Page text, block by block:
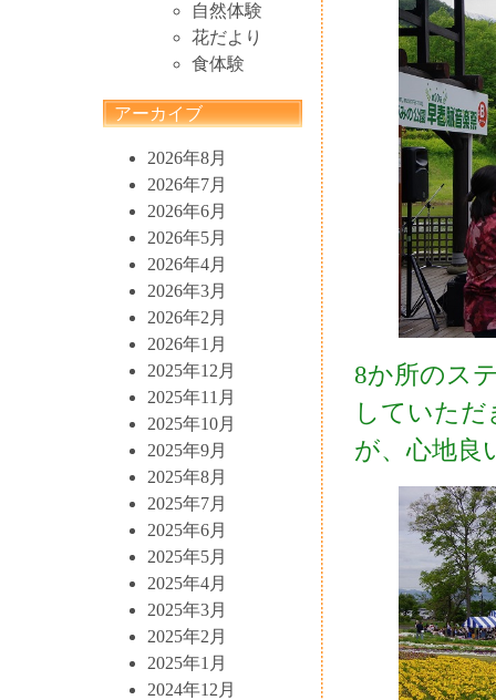
自然体験
花だより
食体験
アーカイブ
2026年8月
2026年7月
2026年6月
2026年5月
2026年4月
2026年3月
2026年2月
2026年1月
2025年12月
2025年11月
2025年10月
2025年9月
2025年8月
2025年7月
2025年6月
2025年5月
2025年4月
2025年3月
2025年2月
2025年1月
2024年12月
8か所のス
していた
が、心地良